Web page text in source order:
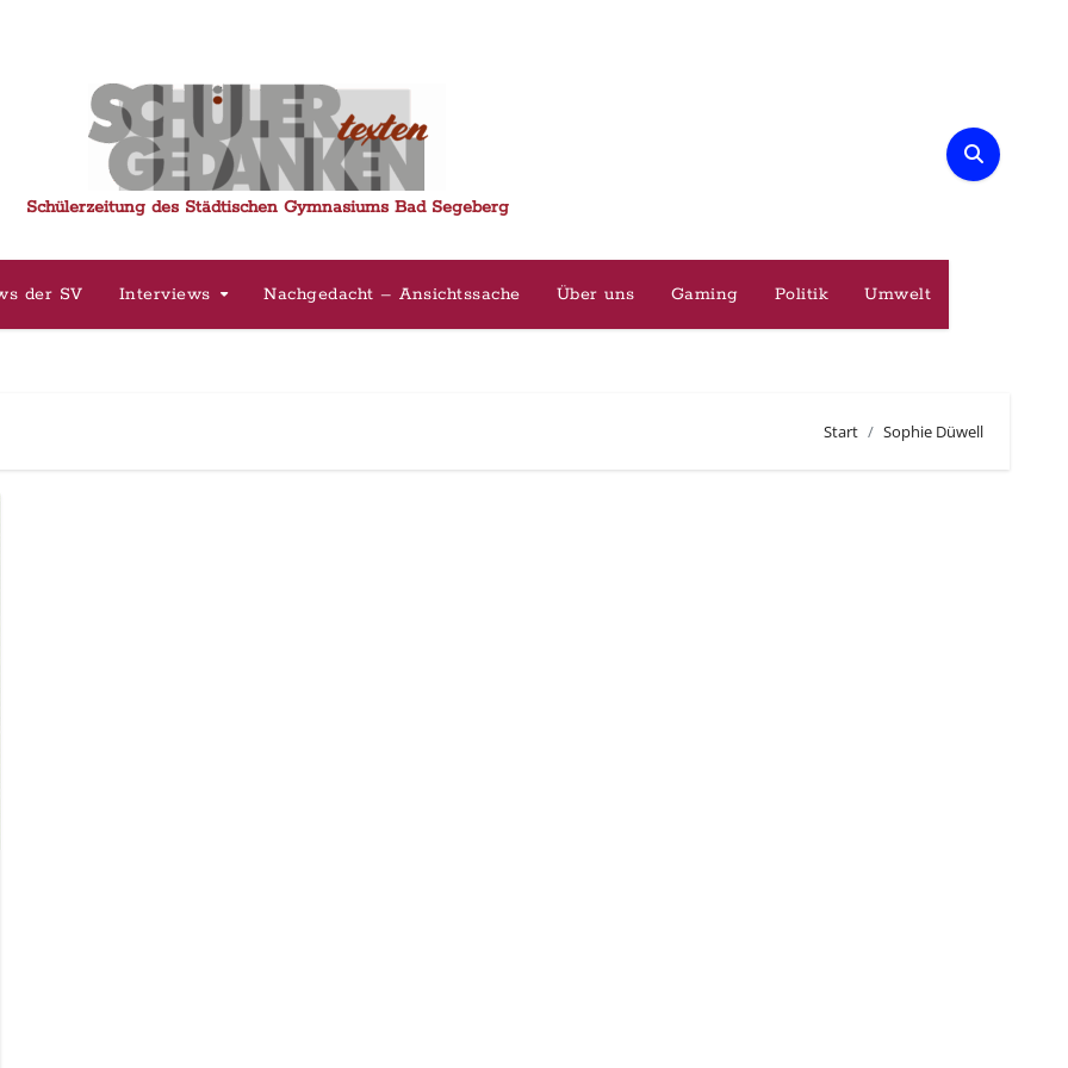
Schülerzeitung des Städtischen Gymnasiums Bad Segeberg
der SV Interviews Nachgedacht – Ansichtssache Über uns Gaming Politik Umwelt
Start Sophie Düwell